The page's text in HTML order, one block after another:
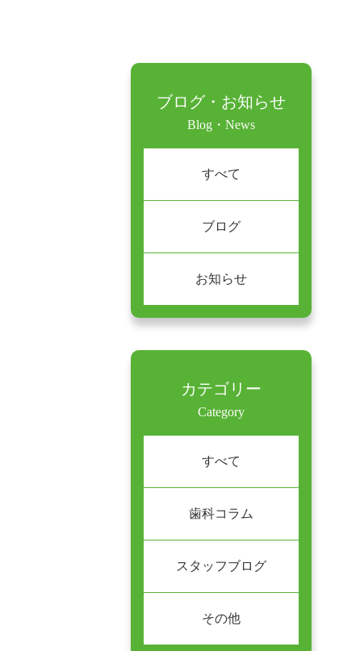
ブログ・お知らせ
Blog・News
すべて
ブログ
お知らせ
カテゴリー
Category
すべて
歯科コラム
スタッフブログ
その他